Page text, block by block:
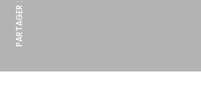
PARTAGER :